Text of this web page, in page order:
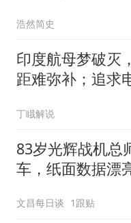
浩然简史
印度航母梦破灭
距难弥补；追求
丁睋解说
83岁光辉战机总
车，纸面数据漂
文昌每日谈 1跟贴